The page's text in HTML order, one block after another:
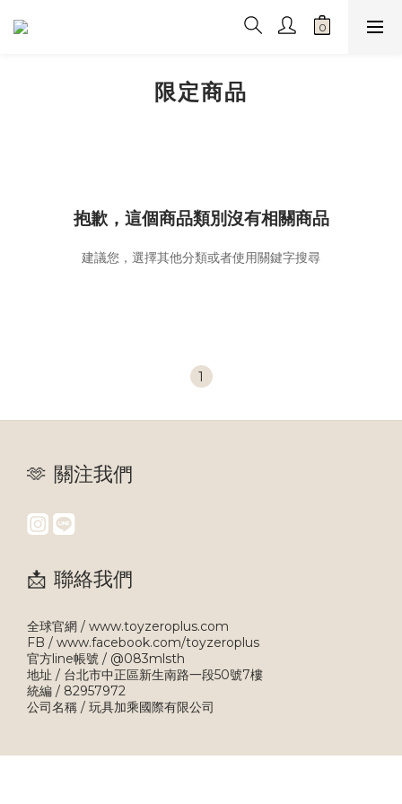
限定商品
抱歉，這個商品類別沒有相關商品
建議您，選擇其他分類或者使用關鍵字搜尋
1
🫶 關注我們
📩 聯絡我們
全球官網 / www.toyzeroplus.com
FB / www.facebook.com/toyzeroplus
官方line帳號 / @083mlsth
地址 / 台北市中正區新生南路一段50號7樓
統編 / 82957972
公司名稱 / 玩具加乘國際有限公司